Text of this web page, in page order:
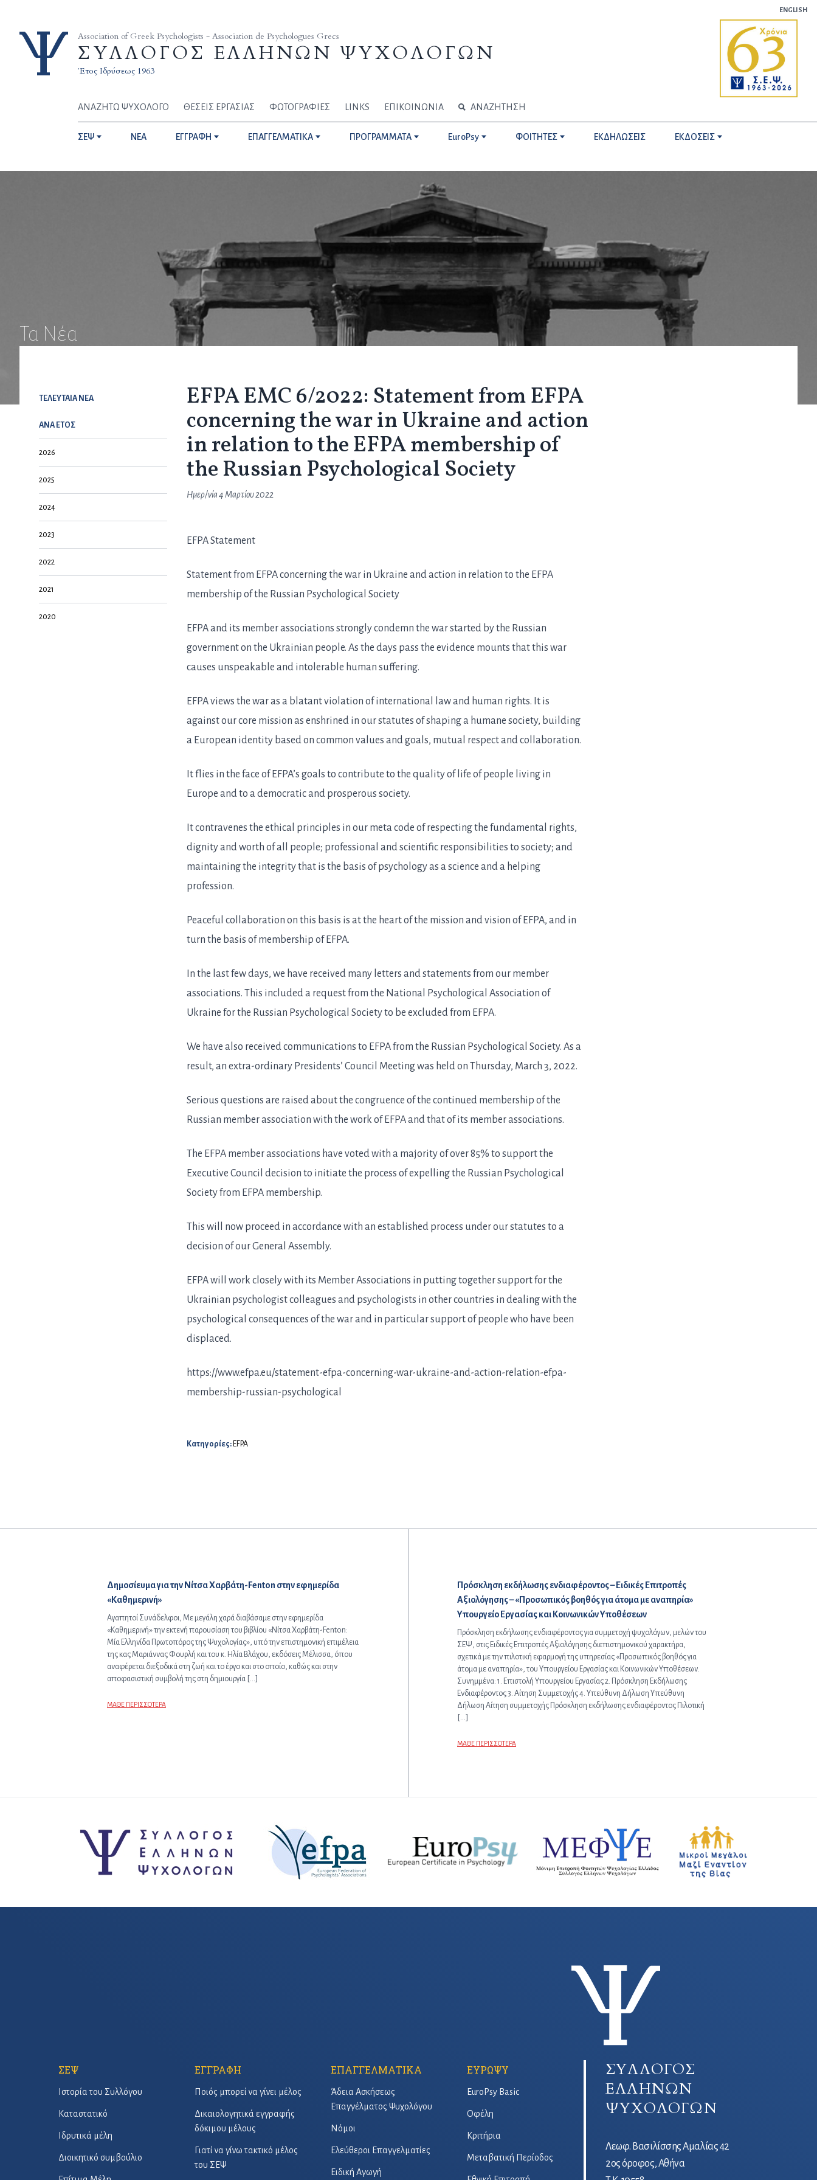
ENGLISH
Association of Greek Psychologists - Association de Psychologues Grecs
ΣΥΛΛΟΓΟΣ ΕΛΛΗΝΩΝ ΨΥΧΟΛΟΓΩΝ
Έτος Ιδρύσεως 1963
ΑΝΑΖΗΤΩ ΨΥΧΟΛΟΓΟ ΘΕΣΕΙΣ ΕΡΓΑΣΙΑΣ ΦΩΤΟΓΡΑΦΙΕΣ LINKS ΕΠΙΚΟΙΝΩΝΙΑ ΑΝΑΖΗΤΗΣΗ
ΣΕΨ NEA ΕΓΓΡΑΦΗ ΕΠΑΓΓΕΛΜΑΤΙΚΑ ΠΡΟΓΡΑΜΜΑΤΑ EuroPsy ΦΟΙΤΗΤΕΣ ΕΚΔΗΛΩΣΕΙΣ ΕΚΔΟΣΕΙΣ
Τα Νέα
ΤΕΛΕΥΤΑΙΑ NEA
ΑΝΑ ΕΤΟΣ
2026
2025
2024
2023
2022
2021
2020
EFPA EMC 6/2022: Statement from EFPA
concerning the war in Ukraine and action
in relation to the EFPA membership of
the Russian Psychological Society
Ημερ/νία4 Μαρτίου 2022
EFPA Statement
Statement from EFPA concerning the war in Ukraine and action in relation to the EFPA
membership of the Russian Psychological Society
EFPA and its member associations strongly condemn the war started by the Russian
government on the Ukrainian people. As the days pass the evidence mounts that this war
causes unspeakable and intolerable human suffering.
EFPA views the war as a blatant violation of international law and human rights. It is
against our core mission as enshrined in our statutes of shaping a humane society, building
a European identity based on common values and goals, mutual respect and collaboration.
It flies in the face of EFPA’s goals to contribute to the quality of life of people living in
Europe and to a democratic and prosperous society.
It contravenes the ethical principles in our meta code of respecting the fundamental rights,
dignity and worth of all people; professional and scientific responsibilities to society; and
maintaining the integrity that is the basis of psychology as a science and a helping
profession.
Peaceful collaboration on this basis is at the heart of the mission and vision of EFPA, and in
turn the basis of membership of EFPA.
In the last few days, we have received many letters and statements from our member
associations. This included a request from the National Psychological Association of
Ukraine for the Russian Psychological Society to be excluded from EFPA.
We have also received communications to EFPA from the Russian Psychological Society. As a
result, an extra-ordinary Presidents’ Council Meeting was held on Thursday, March 3, 2022.
Serious questions are raised about the congruence of the continued membership of the
Russian member association with the work of EFPA and that of its member associations.
The EFPA member associations have voted with a majority of over 85% to support the
Executive Council decision to initiate the process of expelling the Russian Psychological
Society from EFPA membership.
This will now proceed in accordance with an established process under our statutes to a
decision of our General Assembly.
EFPA will work closely with its Member Associations in putting together support for the
Ukrainian psychologist colleagues and psychologists in other countries in dealing with the
psychological consequences of the war and in particular support of people who have been
displaced.
https://www.efpa.eu/statement-efpa-concerning-war-ukraine-and-action-relation-efpa-
membership-russian-psychological
Κατηγορίες: EFPA
Προηγούμενο άρθρο:
Δημοσίευμα για την Νίτσα Χαρβάτη-Fenton στην εφημερίδα
«Καθημερινή»
Αγαπητοί Συνάδελφοι, Με μεγάλη χαρά διαβάσαμε στην εφημερίδα
«Καθημερινή» την εκτενή παρουσίαση του βιβλίου «Νίτσα Χαρβάτη-Fenton:
Μία Ελληνίδα Πρωτοπόρος της Ψυχολογίας», υπό την επιστημονική επιμέλεια
της κας Μαριάννας Φουρλή και του κ. Ηλία Βλάχου, εκδόσεις Μέλισσα, όπου
αναφέρεται διεξοδικά στη ζωή και το έργο και στο οποίο, καθώς και στην
αποφασιστική συμβολή της στη δημιουργία […]
ΜΑΘΕ ΠΕΡΙΣΣΟΤΕΡΑ
Επόμενο άρθρο:
Πρόσκληση εκδήλωσης ενδιαφέροντος – Ειδικές Επιτροπές
Αξιολόγησης – «Προσωπικός βοηθός για άτομα με αναπηρία»
Υπουργείο Εργασίας και Κοινωνικών Υποθέσεων
Πρόσκληση εκδήλωσης ενδιαφέροντος για συμμετοχή ψυχολόγων, μελών του
ΣΕΨ, στις Ειδικές Επιτροπές Αξιολόγησης διεπιστημονικού χαρακτήρα,
σχετικά με την πιλοτική εφαρμογή της υπηρεσίας «Προσωπικός βοηθός για
άτομα με αναπηρία», του Υπουργείου Εργασίας και Κοινωνικών Υποθέσεων.
Συνημμένα: 1. Επιστολή Υπουργείου Εργασίας 2. Πρόσκληση Εκδήλωσης
Ενδιαφέροντος 3. Αίτηση Συμμετοχής 4. Υπεύθυνη Δήλωση Υπεύθυνη
Δήλωση Αίτηση συμμετοχής Πρόσκληση εκδήλωσης ενδιαφέροντος Πιλοτική
[…]
ΜΑΘΕ ΠΕΡΙΣΣΟΤΕΡΑ
ΣΥΛΛΟΓΟΣ
ΕΛΛΗΝΩΝ
ΨΥΧΟΛΟΓΩΝ
Λεωφ. Βασιλίσσης Αμαλίας 42
2ος όροφος, Αθήνα
ΣΕΨ
Ιστορία του Συλλόγου
Καταστατικό
Ιδρυτικά μέλη
Διοικητικό συμβούλιο
ΕΓΓΡΑΦΗ
Ποιός μπορεί να γίνει μέλος
Δικαιολογητικά εγγραφής
δόκιμου μέλους
Γιατί να γίνω τακτικό μέλος
του ΣΕΨ
ΕΠΑΓΓΕΛΜΑΤΙΚΑ
Άδεια Ασκήσεως
Επαγγέλματος Ψυχολόγου
Νόμοι
Ελεύθεροι Επαγγελματίες
Ειδική Αγωγή
ΕΥΡΩΨΥ
EuroPsy Basic
Οφέλη
Κριτήρια
Μεταβατική Περίοδος